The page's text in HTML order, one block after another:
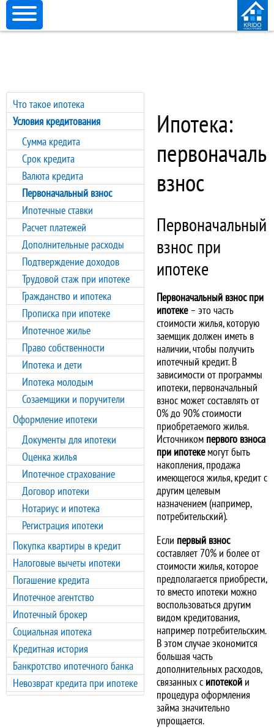
Что такое ипотека
Условия кредитования
Сумма кредита
Срок кредита
Валюта кредита
Первоначальный взнос
Ипотечные ставки
Расчет платежей
Дополнительные расходы
Подтверждение доходов
Трудовой стаж при ипотеке
Гражданство и ипотека
Прописка при ипотеке
Ипотечное жилье
Право собственности
Ипотека и дети
Ипотека молодым
Созаемщики и поручители
Оформление ипотеки
Документы для ипотеки
Оценка жилья
Ипотечное страхование
Договор ипотеки
Нотариус и ипотека
Регистрация ипотеки
Покупка квартиры в кредит
Налоговые вычеты ипотеки
Погашение кредита
Ипотечное агентство
Ипотечный брокер
Социальная ипотека
Кредитная история
Банкротство ипотечного банка
Невозврат кредита при ипотеке
Ипотека:
взнос
Первоначальный
взнос при
ипотеке
Первоначальный взнос при
ипотеке– это часть
стоимости жилья, которую
заемщик должен иметь в
наличии, чтобы получить
ипотечный кредит. В
зависимости от программы
ипотеки, первоначальный
взнос может составлять от
0% до 90% стоимости
приобретаемого жилья.
Источником первого взноса
при ипотекемогут быть
накопления, продажа
имеющегося жилья, кредит с
другим целевым
назначением (например,
потребительский).
Если первый взнос
составляет 70% и более от
стоимости жилья, которое
предполагается приобрести,
то вместо ипотеки можно
воспользоваться другим
видом кредитования,
например потребительским.
В этом случае экономится
большая часть
дополнительных расходов,
связанных с ипотекой и
процедура оформления
займа значительно
упрощается.